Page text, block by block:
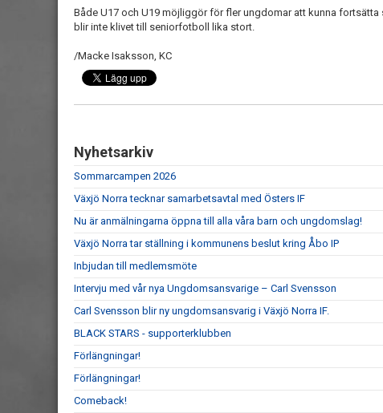
Både U17 och U19 möjliggör för fler ungdomar att kunna
blir inte klivet till seniorfotboll lika stort.
/Macke Isaksson, KC
Nyhetsarkiv
Sommarcampen 2026
Växjö Norra tecknar samarbetsavtal med Östers IF
Nu är anmälningarna öppna till alla våra barn och ungdomslag!
Växjö Norra tar ställning i kommunens beslut kring Åbo IP
Inbjudan till medlemsmöte
Intervju med vår nya Ungdomsansvarige – Carl Svensson
Carl Svensson blir ny ungdomsansvarig i Växjö Norra IF.
BLACK STARS - supporterklubben
Förlängningar!
Förlängningar!
Comeback!